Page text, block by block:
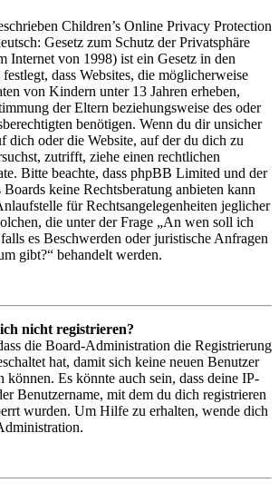
Children’s Online Privacy Protection
Gesetz zum Schutz der Privatsphäre
Internet von 1998) ist ein Gesetz in den
dass Websites, die möglicherweise
von Kindern unter 13 Jahren erheben,
der Eltern beziehungsweise des oder
benötigen. Wenn du dir unsicher
dich oder die Website, auf der du dich zu
zutrifft, ziehe einen rechtlichen
Bitte beachte, dass phpBB Limited und der
Boards keine Rechtsberatung anbieten kann
für Rechtsangelegenheiten jeglicher
die unter der Frage „An wen soll ich
es Beschwerden oder juristische Anfragen
gibt?“ behandelt werden.
nicht registrieren?
die Board-Administration die Registrierung
hat, damit sich keine neuen Benutzer
können. Es könnte auch sein, dass deine IP-
Benutzername, mit dem du dich registrieren
wurden. Um Hilfe zu erhalten, wende dich